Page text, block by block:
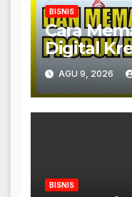
BISNIS
Cara
Digital
AGU 9, 2026
BISNIS